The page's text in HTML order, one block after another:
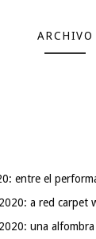
ARCHIVO
entre el
a red carpet
una